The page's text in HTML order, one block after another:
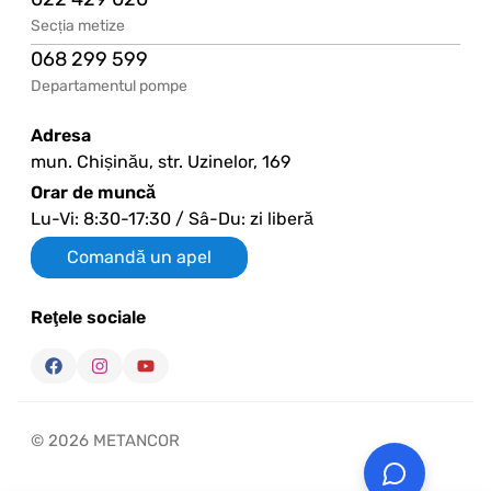
Secția metize
068 299 599
Departamentul pompe
Adresa
mun. Chișinău, str. Uzinelor, 169
Orar de muncă
Lu-Vi: 8:30-17:30 / Sâ-Du: zi liberă
Comandă un apel
Reţele sociale
© 2026 METANCOR